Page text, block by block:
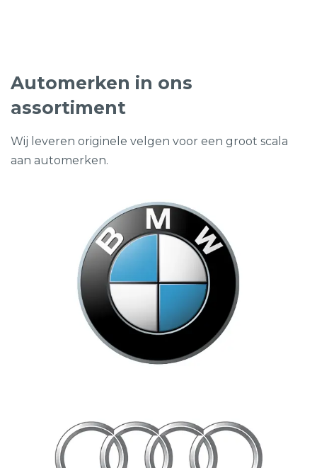
Automerken in ons
assortiment
Wij leveren originele velgen voor een groot scala
aan automerken.